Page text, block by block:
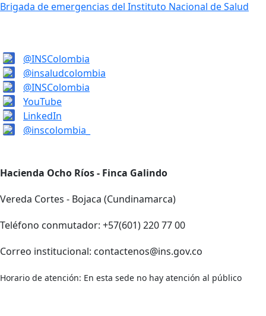
Brigada de emergencias del Instituto Nacional de Salud
@INSColombia
@insaludcolombia
@INSColombia
YouTube
LinkedIn
@inscolombia_
Hacienda Ocho Ríos - Finca Galindo
Vereda Cortes - Bojaca (Cundinamarca)
Teléfono conmutador: +57(601) 220 77 00
Correo institucional: contactenos@ins.gov.co
Horario de atención: En esta sede no hay atención al público